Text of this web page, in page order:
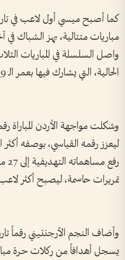
كما أصبح ميسي أول لاعب في
واصل السلسلة في المباريات
الحالية، التي يشارك فيها بعمر الـ 39 عاماً.
ليعزز رقمه القياسي، بوصفه أكثر
تمريرات حاسمة، ليصبح أكثر لاعب
وأضاف النجم الأرجنتيني رقماً
يسجل أهدافاً من ركلات حرة